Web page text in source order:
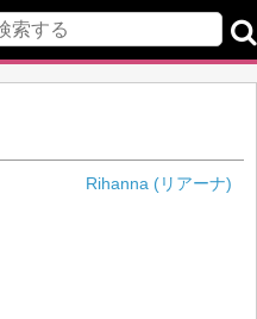
Rihanna (リアーナ)